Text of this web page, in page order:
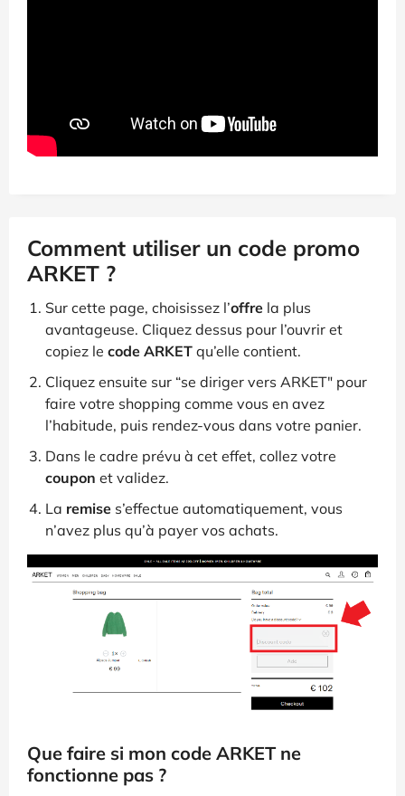
Comment utiliser un code promo
ARKET ?
Sur cette page, choisissez l’offre la plus
avantageuse. Cliquez dessus pour l’ouvrir et
copiez le code ARKET qu’elle contient.
Cliquez ensuite sur “se diriger vers ARKET" pour
faire votre shopping comme vous en avez
l’habitude, puis rendez-vous dans votre panier.
Dans le cadre prévu à cet effet, collez votre
coupon et validez.
La remise s’effectue automatiquement, vous
n’avez plus qu’à payer vos achats.
Que faire si mon code ARKET ne
fonctionne pas ?